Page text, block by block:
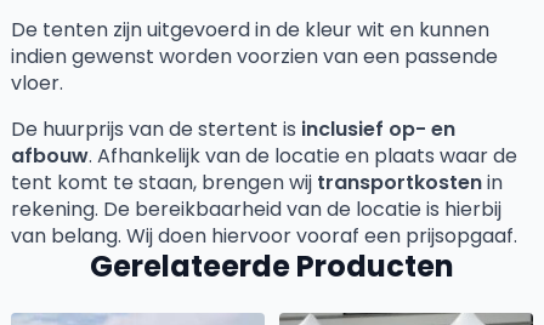
De tenten zijn uitgevoerd in de kleur wit en kunnen
indien gewenst worden voorzien van een passende
vloer.
De huurprijs van de stertent is inclusief op- en
afbouw. Afhankelijk van de locatie en plaats waar de
tent komt te staan, brengen wij transportkostenin
rekening. De bereikbaarheid van de locatie is hierbij
van belang. Wij doen hiervoor vooraf een prijsopgaaf.
Gerelateerde Producten